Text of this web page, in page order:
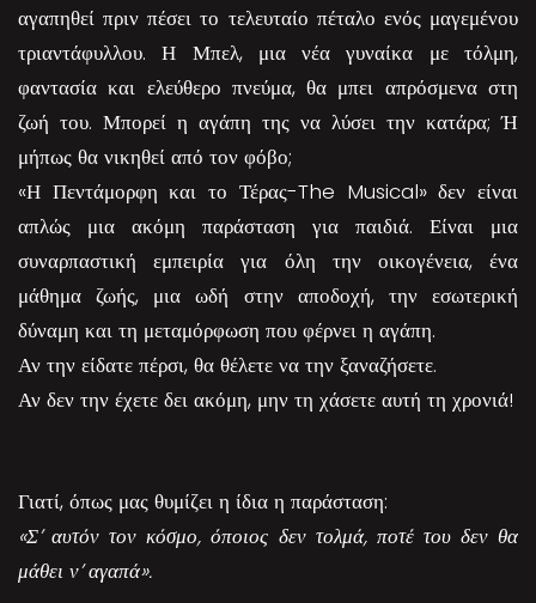
αγαπηθεί πριν πέσει το τελευταίο πέταλο ενός μαγεμένου
τριαντάφυλλου. Η Μπελ, μια νέα γυναίκα με τόλμη,
φαντασία και ελεύθερο πνεύμα, θα μπει απρόσμενα στη
ζωή του. Μπορεί η αγάπη της να λύσει την κατάρα; Ή
μήπως θα νικηθεί από τον φόβο;
«Η Πεντάμορφη και το Τέρας-The Musical» δεν είναι
απλώς μια ακόμη παράσταση για παιδιά. Είναι μια
συναρπαστική εμπειρία για όλη την οικογένεια, ένα
μάθημα ζωής, μια ωδή στην αποδοχή, την εσωτερική
δύναμη και τη μεταμόρφωση που φέρνει η αγάπη.
Αν την είδατε πέρσι, θα θέλετε να την ξαναζήσετε.
Αν δεν την έχετε δει ακόμη, μην τη χάσετε αυτή τη χρονιά!
Γιατί, όπως μας θυμίζει η ίδια η παράσταση:
«Σ’ αυτόν τον κόσμο, όποιος δεν τολμά, ποτέ του δεν θα
μάθει ν’ αγαπά».